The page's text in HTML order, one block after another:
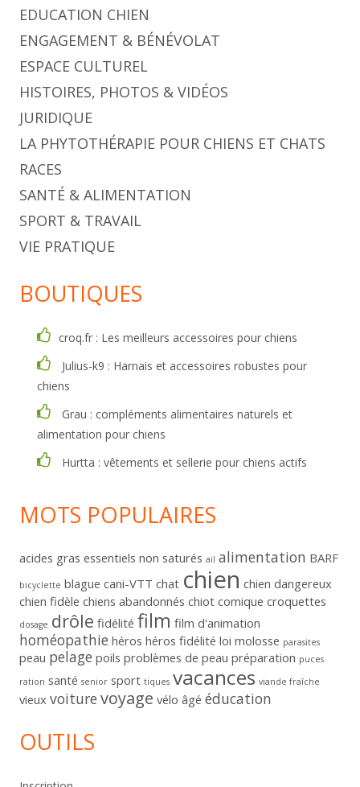
EDUCATION CHIEN
ENGAGEMENT & BÉNÉVOLAT
ESPACE CULTUREL
HISTOIRES, PHOTOS & VIDÉOS
JURIDIQUE
LA PHYTOTHÉRAPIE POUR CHIENS ET CHATS
RACES
SANTÉ & ALIMENTATION
SPORT & TRAVAIL
VIE PRATIQUE
BOUTIQUES
croq.fr : Les meilleurs accessoires pour chiens
Julius-k9 : Harnais et accessoires robustes pour
chiens
Grau : compléments alimentaires naturels et
alimentation pour chiens
Hurtta : vêtements et sellerie pour chiens actifs
MOTS POPULAIRES
acides gras essentiels non saturés ail alimentation BARF
bicyclette blague cani-VTT chat chien chien dangereux
chien fidèle chiens abandonnés chiot comique croquettes
dosage drôle fidélité film film d'animation
homéopathie héros héros fidélité loi molosse parasites
peau pelage poils problèmes de peau préparation puces
ration santé senior sport tiques vacances viande fraîche
vieux voiture voyage vélo âgé éducation
OUTILS